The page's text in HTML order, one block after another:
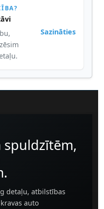
Sazināties
spuldzītēm,
detaļu, atbilstības
auto